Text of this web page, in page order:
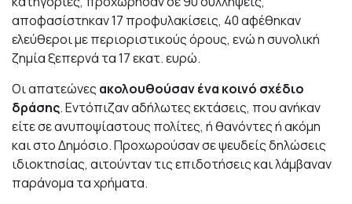
αποφασίστηκαν 17 προφυλακίσεις, 40 αφέθηκαν
ελεύθεροι με περιοριστικούς όρους, ενώ η συνολική
ζημία ξεπερνά τα 17 εκατ. ευρώ.
Οι απατεώνες ακολουθούσαν ένα κοινό σχέδιο
δράσης. Εντόπιζαν αδήλωτες εκτάσεις, που ανήκαν
είτε σε ανυποψίαστους πολίτες, ή θανόντες ή ακόμη
και στο Δημόσιο. Προχωρούσαν σε ψευδείς δηλώσεις
ιδιοκτησίας, αιτούνταν τις επιδοτήσεις και λάμβαναν
παράνομα τα χρήματα.